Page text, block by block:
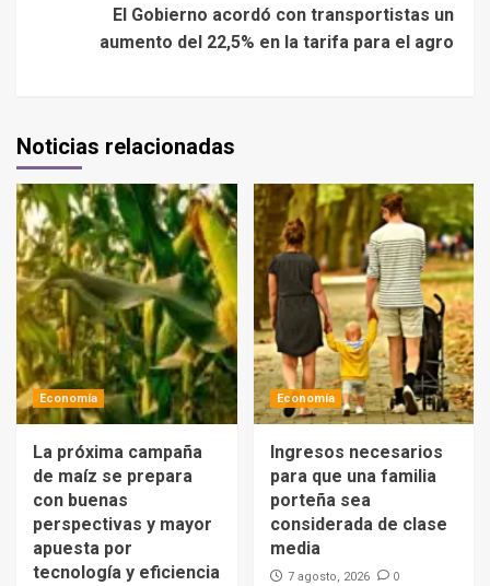
El Gobierno acordó con transportistas un
aumento del 22,5% en la tarifa para el agro
Noticias relacionadas
Economía
La próxima campaña
de maíz se prepara
con buenas
perspectivas y mayor
apuesta por
tecnología y eficiencia
Economía
Ingresos necesarios
para que una familia
porteña sea
considerada de clase
media
7 agosto, 2026 0